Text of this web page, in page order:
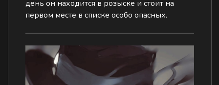
день он находится в розыске и стоит на
первом месте в списке особо опасных.